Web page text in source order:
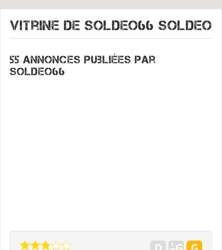
Vitrine de SOLDEO66 SOLDEO
55 annonces publiées par
Soldeo66